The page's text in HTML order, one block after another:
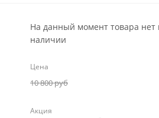
На данный момент товара нет
наличии
Цена
10 800руб
Акция